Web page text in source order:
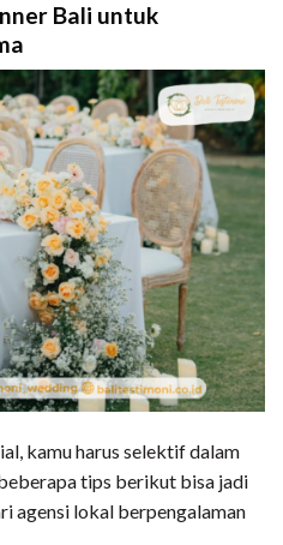
Bali untuk
kamu harus selektif dalam
tips berikut bisa jadi
agensi lokal berpengalaman